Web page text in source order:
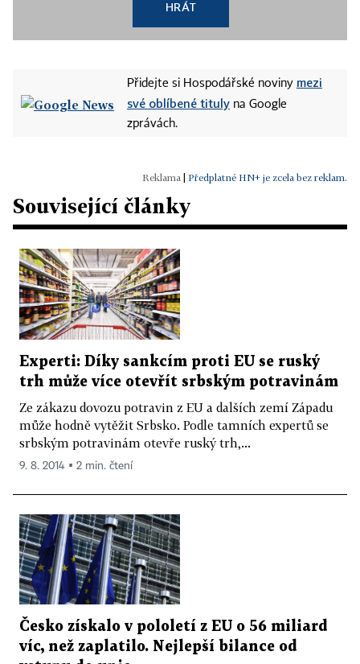
HRÁT
Přidejte si Hospodářské noviny mezi
své oblíbené tituly na Google
zprávách.
Předplatné HN+ je zcela bez reklam.
Související články
Experti: Díky sankcím proti EU se ruský
trh může více otevřít srbským potravinám
Ze zákazu dovozu potravin z EU a dalších zemí Západu
může hodně vytěžit Srbsko. Podle tamních expertů se
srbským potravinám otevře ruský trh,...
9. 8. 2014 ▪ 2 min. čtení
Česko získalo v pololetí z EU o 56 miliard
víc, než zaplatilo. Nejlepší bilance od